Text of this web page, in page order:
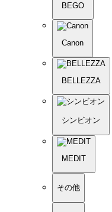
BEGO
Canon
BELLEZZA
シンビオン
MEDIT
その他